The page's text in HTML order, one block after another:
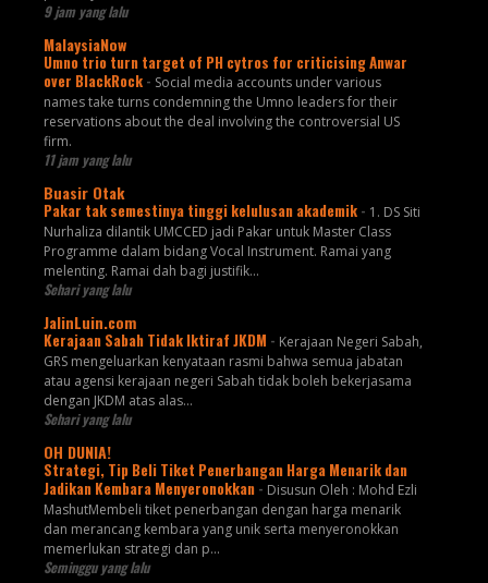
9 jam yang lalu
MalaysiaNow
Umno trio turn target of PH cytros for criticising Anwar
over BlackRock - Social media accounts under various
names take turns condemning the Umno leaders for their
reservations about the deal involving the controversial US
firm.
11 jam yang lalu
Buasir Otak
Pakar tak semestinya tinggi kelulusan akademik - 1. DS Siti
Nurhaliza dilantik UMCCED jadi Pakar untuk Master Class
Programme dalam bidang Vocal Instrument. Ramai yang
melenting. Ramai dah bagi justifik...
Sehari yang lalu
JalinLuin.com
Kerajaan Sabah Tidak Iktiraf JKDM - Kerajaan Negeri Sabah,
GRS mengeluarkan kenyataan rasmi bahwa semua jabatan
atau agensi kerajaan negeri Sabah tidak boleh bekerjasama
dengan JKDM atas alas...
Sehari yang lalu
OH DUNIA!
Strategi, Tip Beli Tiket Penerbangan Harga Menarik dan
Jadikan Kembara Menyeronokkan - Disusun Oleh : Mohd Ezli
MashutMembeli tiket penerbangan dengan harga menarik
dan merancang kembara yang unik serta menyeronokkan
memerlukan strategi dan p...
Seminggu yang lalu